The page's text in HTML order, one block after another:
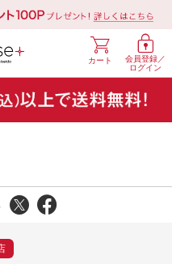
会員登録／
ログイン
カート